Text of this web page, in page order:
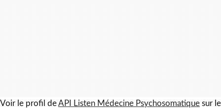
Voir le profil deAPI Listen Médecine Psychosomatique sur le